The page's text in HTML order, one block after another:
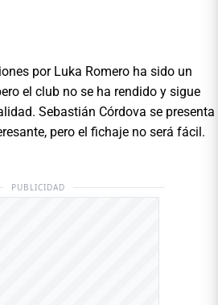
por Luka Romero ha sido un
el club no se ha rendido y sigue
Sebastián Córdova se presenta
pero el fichaje no será fácil.
PUBLICIDAD